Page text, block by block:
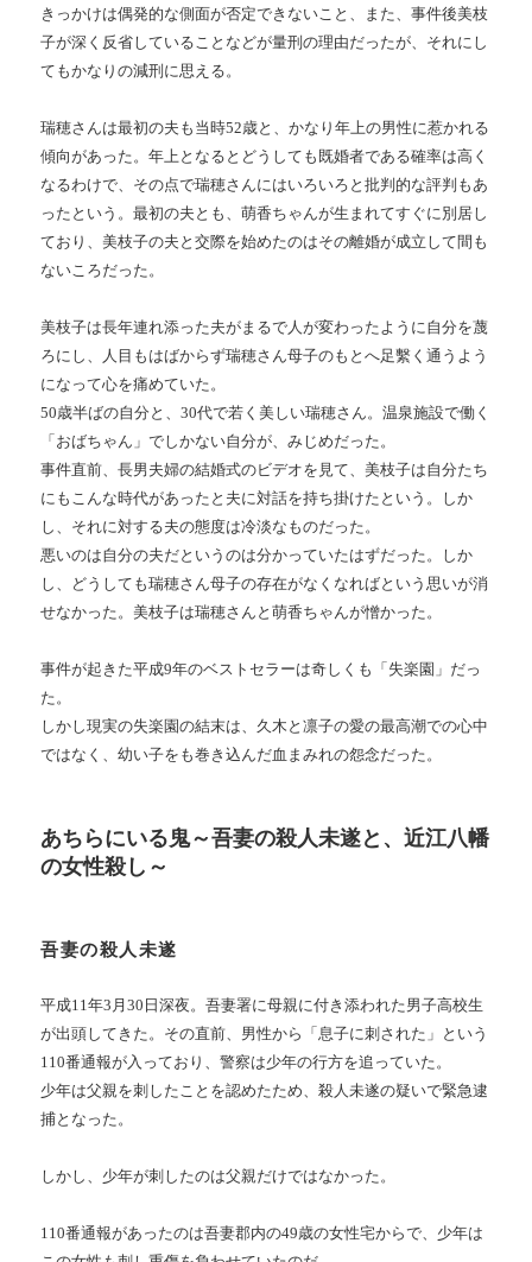
きっかけは偶発的な側面が否定できないこと、また、事件後美枝
子が深く反省していることなどが量刑の理由だったが、それにし
てもかなりの減刑に思える。
瑞穂さんは最初の夫も当時52歳と、かなり年上の男性に惹かれる
傾向があった。年上となるとどうしても既婚者である確率は高く
なるわけで、その点で瑞穂さんにはいろいろと批判的な評判もあ
ったという。最初の夫とも、萌香ちゃんが生まれてすぐに別居し
ており、美枝子の夫と交際を始めたのはその離婚が成立して間も
ないころだった。
美枝子は長年連れ添った夫がまるで人が変わったように自分を蔑
ろにし、人目もはばからず瑞穂さん母子のもとへ足繫く通うよう
になって心を痛めていた。
50歳半ばの自分と、30代で若く美しい瑞穂さん。温泉施設で働く
「おばちゃん」でしかない自分が、みじめだった。
事件直前、長男夫婦の結婚式のビデオを見て、美枝子は自分たち
にもこんな時代があったと夫に対話を持ち掛けたという。しか
し、それに対する夫の態度は冷淡なものだった。
悪いのは自分の夫だというのは分かっていたはずだった。しか
し、どうしても瑞穂さん母子の存在がなくなればという思いが消
せなかった。美枝子は瑞穂さんと萌香ちゃんが憎かった。
事件が起きた平成9年のベストセラーは奇しくも「失楽園」だっ
た。
しかし現実の失楽園の結末は、久木と凛子の愛の最高潮での心中
ではなく、幼い子をも巻き込んだ血まみれの怨念だった。
あちらにいる鬼～吾妻の殺人未遂と、近江八幡
の女性殺し～
吾妻の殺人未遂
平成11年3月30日深夜。吾妻署に母親に付き添われた男子高校生
が出頭してきた。その直前、男性から「息子に刺された」という
110番通報が入っており、警察は少年の行方を追っていた。
少年は父親を刺したことを認めたため、殺人未遂の疑いで緊急逮
捕となった。
しかし、少年が刺したのは父親だけではなかった。
110番通報があったのは吾妻郡内の49歳の女性宅からで、少年は